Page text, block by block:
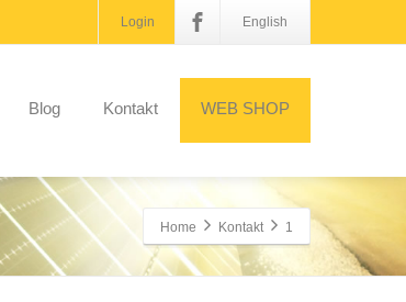
Login English
Blog Kontakt WEB SHOP
Home Kontakt 1